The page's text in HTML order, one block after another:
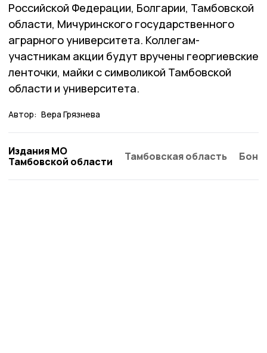
Российской Федерации, Болгарии, Тамбовской
области, Мичуринского государственного
аграрного университета. Коллегам-
участникам акции будут вручены георгиевские
ленточки, майки с символикой Тамбовской
области и университета.
Автор: Вера Грязнева
Издания МО
Тамбовской области
Тамбовская область